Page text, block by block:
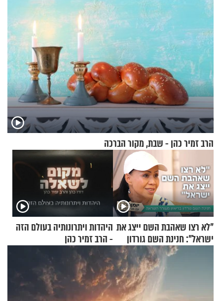
הרב זמיר כהן - שבת, מקור הברכה
"לא רצו שאהבת השם ייצג את
ישראל": חנינת השם גורדון
בריאיון מעורר השראה
היהדות ויתרונותיה בעולם הזה
- הרב זמיר כהן